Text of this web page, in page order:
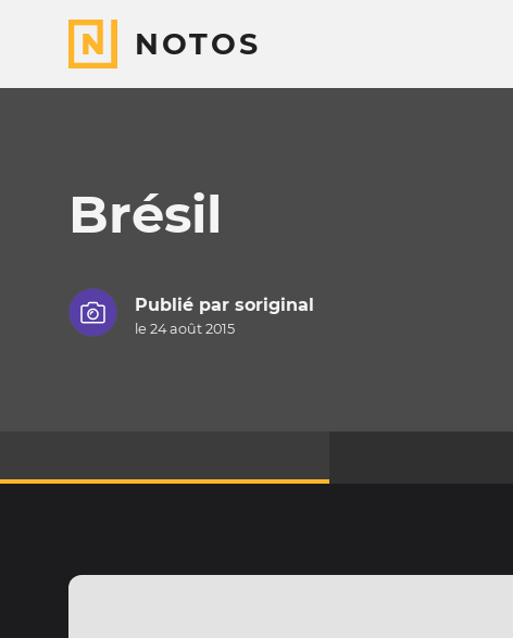
NOTOS
Brésil
Publié par soriginal
le 24 août 2015